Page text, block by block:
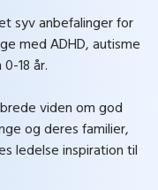
syv anbefalinger for
med ADHD, autisme
18 år.
viden om god
og deres familier,
ledelse inspiration til